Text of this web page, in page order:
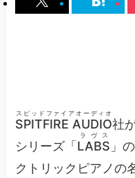
SPITFIRE AUDIO
スピッドファイアオーディオ
社
シリーズ「LABS
ラヴス
」
クトリックピアノの